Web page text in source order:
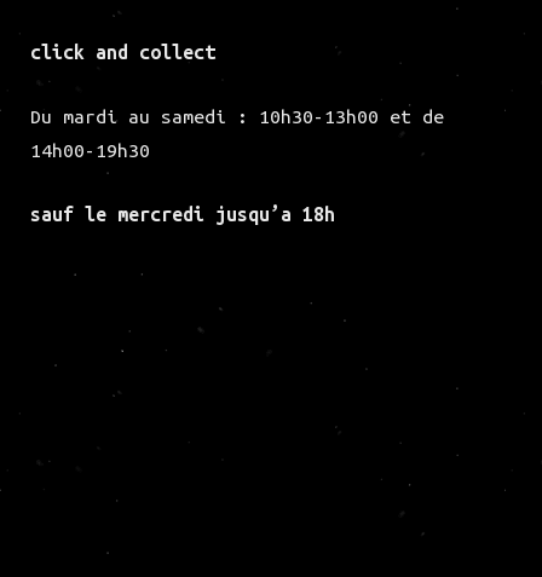
click and collect
Du mardi au samedi : 10h30-13h00 et de
14h00-19h30
sauf le mercredi jusqu’a 18h